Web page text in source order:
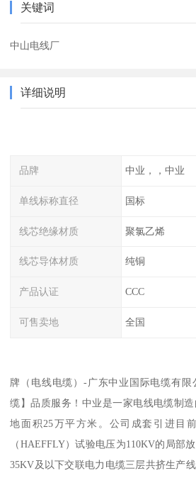
关键词
中山电线厂
详细说明
品牌 中业，，中业
单线标称直径 国标
线芯绝缘材质 聚氯乙烯
线芯导体材质 纯铜
产品认证 CCC
可售卖地 全国
牌（电线电缆）-广东中业国际电缆有
缆】品质服务！中业是一家电线电缆制
地面积25万平方米。公司成套引进目
（HAEFFLY）试验电压为110KV的局部
35KV及以下交联电力电缆三层共挤生产